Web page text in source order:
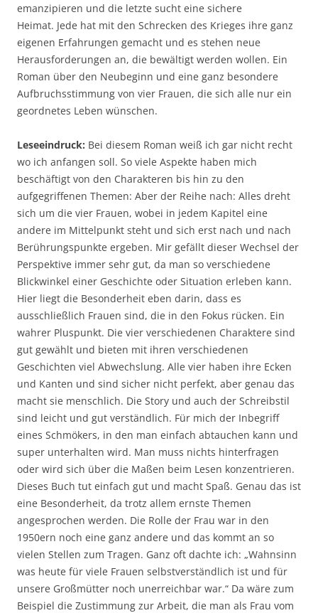
emanzipieren und die letzte sucht eine sichere
Heimat. Jede hat mit den Schrecken des Krieges ihre ganz
eigenen Erfahrungen gemacht und es stehen neue
Herausforderungen an, die bewältigt werden wollen. Ein
Roman über den Neubeginn und eine ganz besondere
Aufbruchsstimmung von vier Frauen, die sich alle nur ein
geordnetes Leben wünschen.
Leseeindruck: Bei diesem Roman weiß ich gar nicht recht
wo ich anfangen soll. So viele Aspekte haben mich
beschäftigt von den Charakteren bis hin zu den
aufgegriffenen Themen: Aber der Reihe nach: Alles dreht
sich um die vier Frauen, wobei in jedem Kapitel eine
andere im Mittelpunkt steht und sich erst nach und nach
Berührungspunkte ergeben. Mir gefällt dieser Wechsel der
Perspektive immer sehr gut, da man so verschiedene
Blickwinkel einer Geschichte oder Situation erleben kann.
Hier liegt die Besonderheit eben darin, dass es
ausschließlich Frauen sind, die in den Fokus rücken. Ein
wahrer Pluspunkt. Die vier verschiedenen Charaktere sind
gut gewählt und bieten mit ihren verschiedenen
Geschichten viel Abwechslung. Alle vier haben ihre Ecken
und Kanten und sind sicher nicht perfekt, aber genau das
macht sie menschlich. Die Story und auch der Schreibstil
sind leicht und gut verständlich. Für mich der Inbegriff
eines Schmökers, in den man einfach abtauchen kann und
super unterhalten wird. Man muss nichts hinterfragen
oder wird sich über die Maßen beim Lesen konzentrieren.
Dieses Buch tut einfach gut und macht Spaß. Genau das ist
eine Besonderheit, da trotz allem ernste Themen
angesprochen werden. Die Rolle der Frau war in den
1950ern noch eine ganz andere und das kommt an so
vielen Stellen zum Tragen. Ganz oft dachte ich: „Wahnsinn
was heute für viele Frauen selbstverständlich ist und für
unsere Großmütter noch unerreichbar war.“ Da wäre zum
Beispiel die Zustimmung zur Arbeit, die man als Frau vom